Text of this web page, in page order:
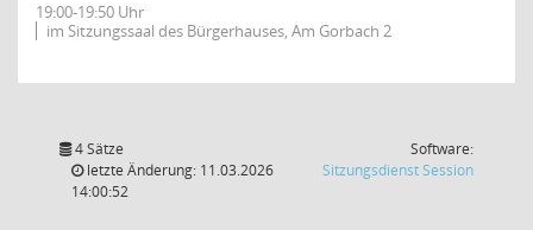
19:00-19:50 Uhr
im Sitzungssaal des Bürgerhauses, Am Gorbach 2
4 Sätze
letzte Änderung: 11.03.2026
14:00:52
Software:
SitzungsdienstSession(Wird in